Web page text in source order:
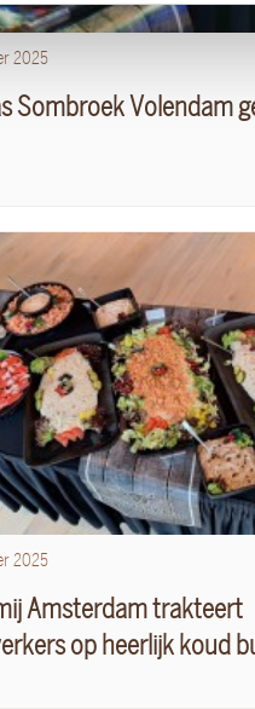
2025
Sombroek Volendam
2025
Amsterdam trakteert
op heerlijk koud